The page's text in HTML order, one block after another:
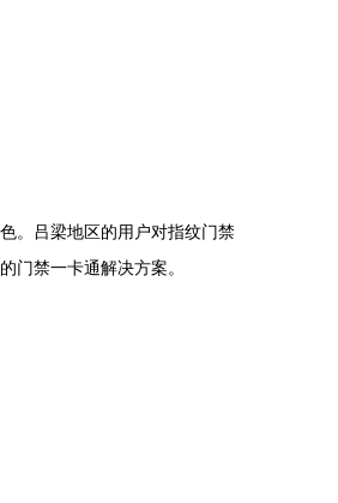
。吕梁地区的用户对指纹门禁
门禁一卡通解决方案。